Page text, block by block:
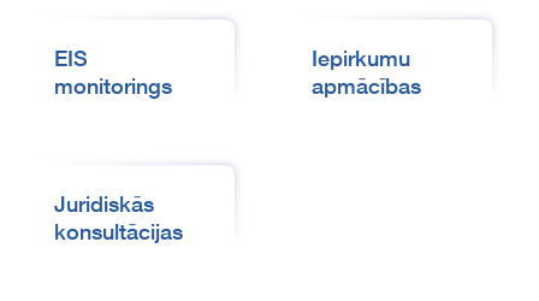
EIS
monitorings
Iepirkumu
apmācības
Juridiskās
konsultācijas